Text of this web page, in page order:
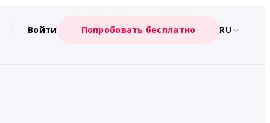
Войти Попробовать бесплатно RU